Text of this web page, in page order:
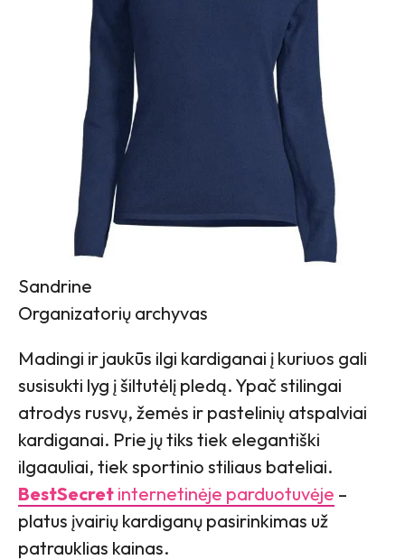
Sandrine
Organizatorių archyvas
Madingi ir jaukūs ilgi kardiganai į kuriuos gali
susisukti lyg į šiltutėlį pledą. Ypač stilingai
atrodys rusvų, žemės ir pastelinių atspalviai
kardiganai. Prie jų tiks tiek elegantiški
ilgaauliai, tiek sportinio stiliaus bateliai.
BestSecret internetinėje parduotuvėje –
platus įvairių kardiganų pasirinkimas už
patrauklias kainas.